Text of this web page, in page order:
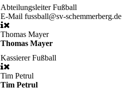
Abteilungsleiter Fußball
E-Mail fussball@sv-schemmerberg.de
Thomas Mayer
Thomas Mayer
Kassierer Fußball
Tim Petrul
Tim Petrul